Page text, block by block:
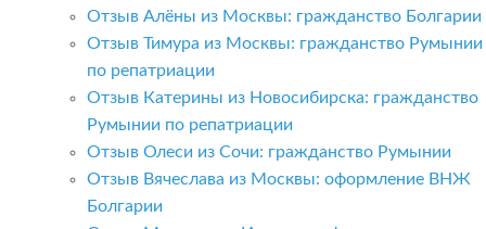
Отзыв Алёны из Москвы: гражданство Болгарии
Отзыв Тимура из Москвы: гражданство Румынии
по репатриации
Отзыв Катерины из Новосибирска: гражданство
Румынии по репатриации
Отзыв Олеси из Сочи: гражданство Румынии
Отзыв Вячеслава из Москвы: оформление ВНЖ
Болгарии